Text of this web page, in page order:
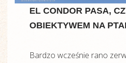
EL CONDOR PASA,
OBIEKTYWEM NA
Bardzo wcześnie rano